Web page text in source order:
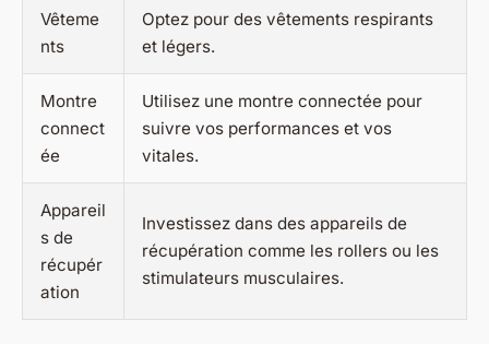
Vêteme
nts
Optez pour des vêtements respirants
et légers.
Montre
connect
ée
Utilisez une montre connectée pour
suivre vos performances et vos
vitales.
Appareil
s de
récupér
ation
Investissez dans des appareils de
récupération comme les rollers ou les
stimulateurs musculaires.